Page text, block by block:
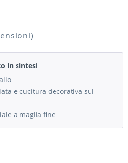
)
in sintesi
e cucitura decorativa sul
a maglia fine